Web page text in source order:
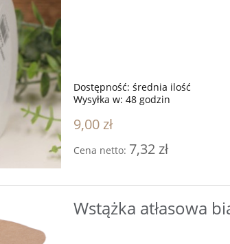
Dostępność: średnia ilość
Wysyłka w: 48 godzin
9,00 zł
Cena netto: 7,32 zł
Wstążka atłasowa